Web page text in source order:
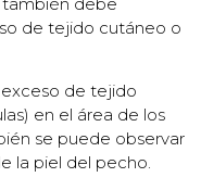
de tejido cutáneo o
de tejido
en el área de los
se puede observar
la piel del pecho.